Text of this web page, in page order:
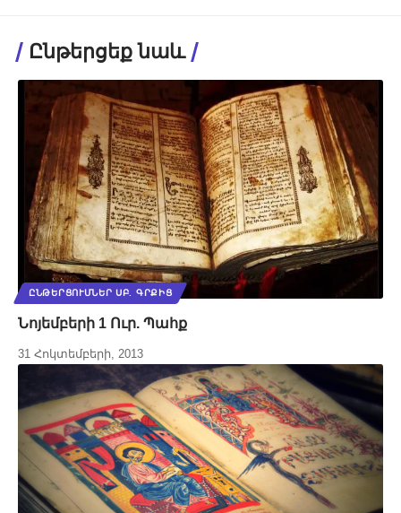
Ընթերցեք նաև
ԸՆԹԵՐՑՈՒՄՆԵՐ ՍԲ. ԳՐՔԻՑ
Նոյեմբերի 1 Ուր. Պահք
31 Հոկտեմբերի, 2013